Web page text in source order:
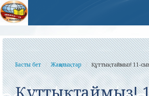
Басты бет Жаңалықтар Құттықтаймыз! 11-